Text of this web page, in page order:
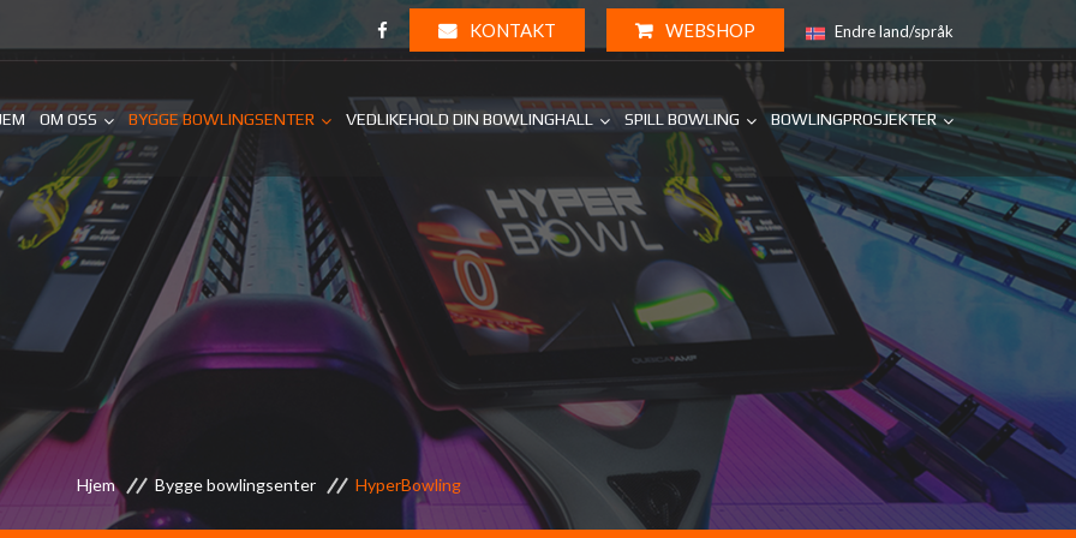
KONTAKT WEBSHOP Endre land/språk
OM OSS BYGGE BOWLINGSENTER VEDLIKEHOLD DIN BOWLINGHALL SPILL BOWLING BOWLINGPROSJEKTER
Hjem Bygge bowlingsenter HyperBowling